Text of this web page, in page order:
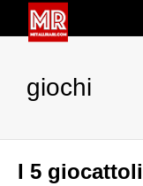
giochi
I 5